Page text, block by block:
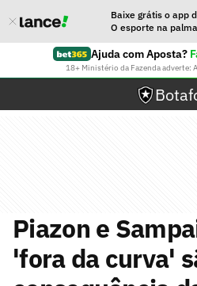
Baixe grátis o app
O esporte na
Ajuda com Aposta?
18+ Ministério da Fazenda adverte:
Piazon e
'fora da curva'